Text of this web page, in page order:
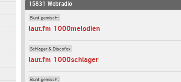
15831 Webradio
Bunt gemischt
laut.fm 1000melodien
Schlager & Discofox
laut.fm 1000schlager
Bunt gemischt